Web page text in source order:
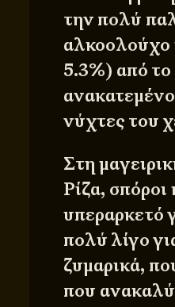
την πολύ
5.3%) από
νύχτες του
Στη
Ρίζα, σπόροι
υπεραρκετό
πολύ λίγο
ζυμαρικά,
που